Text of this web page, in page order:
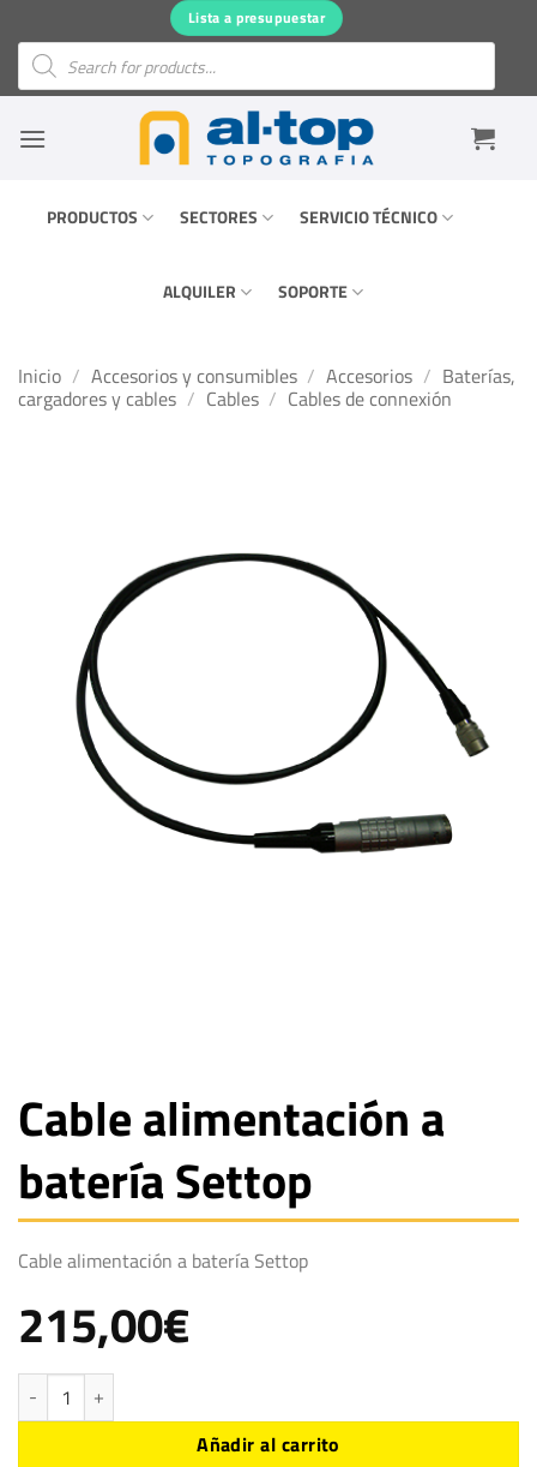
contenido
Lista a presupuestar
Búsqueda
productos
PRODUCTOS SECTORES SERVICIO TÉCNICO
ALQUILER SOPORTE
Inicio / Accesorios y consumibles / Accesorios / Baterías,
cargadores y cables / Cables / Cables de connexión
Cable alimentación a
batería Settop
Cable alimentación a batería Settop
215,00€
Cable alimentación a batería Settop cantidad
Añadir al carrito